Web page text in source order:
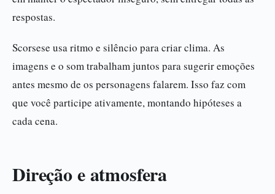
respostas.
Scorsese usa ritmo e silêncio para criar clima. As
imagens e o som trabalham juntos para sugerir emoções
antes mesmo de os personagens falarem. Isso faz com
que você participe ativamente, montando hipóteses a
cada cena.
Direção e atmosfera